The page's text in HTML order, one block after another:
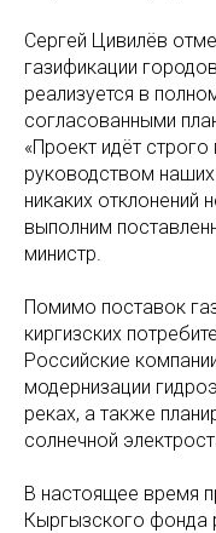
Сергей Цивилёв
газификации
реализуется в
согласованными
«Проект идёт
руководством
никаких отклонений
выполним
министр.
Помимо поставок
киргизских
Российские
модернизации
реках, а также
солнечной
В настоящее время
Кыргызского фонда